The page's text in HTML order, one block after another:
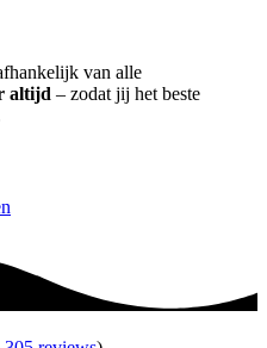
van alle
altijd – zodat jij het beste